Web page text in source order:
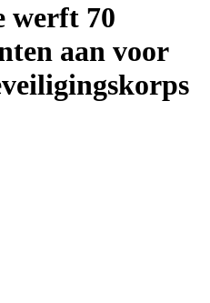
werft 70
aan voor